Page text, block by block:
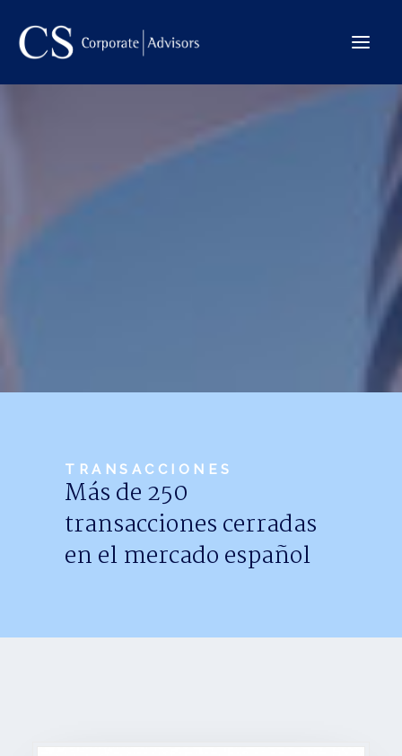
Español
TRANSACCIONES
Más de 250
transacciones cerradas
en el mercado español